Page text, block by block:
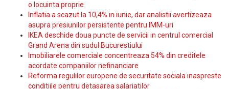
o locuinta proprie
Inflatia a scazut la 10,4% in iunie, dar analistii avertizeaza
asupra presiunilor persistente pentru IMM-uri
IKEA deschide doua puncte de servicii in centrul comercial
Grand Arena din sudul Bucurestiului
Imobiliarele comerciale concentreaza 54% din creditele
acordate companiilor nefinanciare
Reforma regulilor europene de securitate sociala inaspreste
conditiile pentru detasarea salariatilor